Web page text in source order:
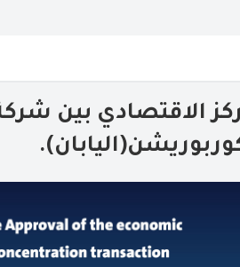
الاقتصادي بين